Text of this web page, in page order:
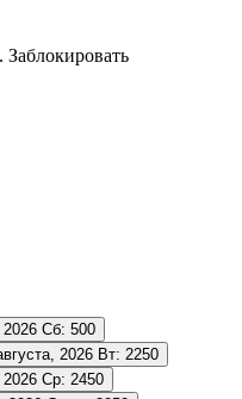
. Заблокировать
2026 Сб: 500
2026 Вт: 2250
2026 Ср: 2450